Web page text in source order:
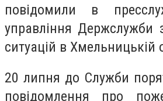
повідомили в
управління Держслужби
ситуацій в Хмельницькій
20 липня до Служби
повідомлення про